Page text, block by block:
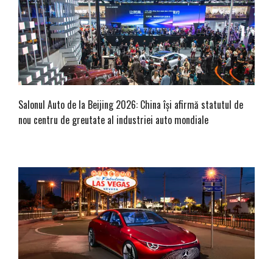
Salonul Auto de la Beijing 2026: China își afirmă statutul de
nou centru de greutate al industriei auto mondiale